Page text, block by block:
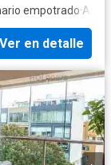
empotrado·
Ver en detalle